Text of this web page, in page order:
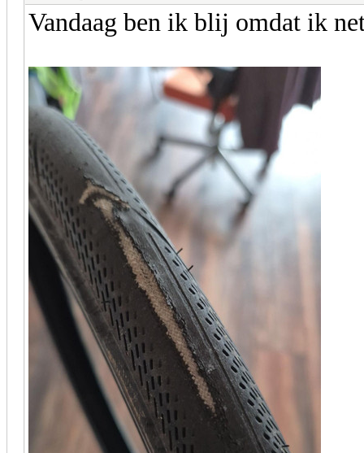
Vandaag ben ik blij omdat ik